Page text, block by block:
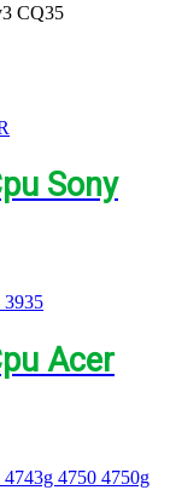
CQ35
Sony
Acer